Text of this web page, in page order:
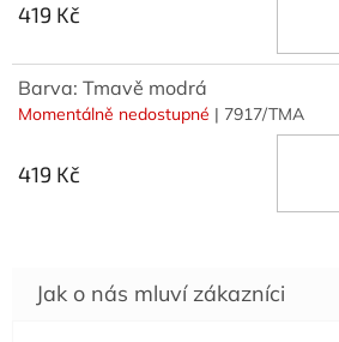
419 Kč
Barva: Tmavě modrá
Momentálně nedostupné | 7917/TMA
419 Kč